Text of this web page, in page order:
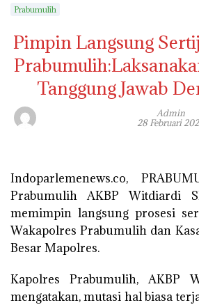
Prabumulih
Pimpin Langsung
Tanggung Jawab
Admin
28 Februari
Indoparlemenews.co,
Prabumulih AKBP Witdiardi
memimpin langsung prosesi
Wakapolres Prabumulih dan
Besar Mapolres.
Kapolres Prabumulih, AKBP
mengatakan, mutasi hal biasa